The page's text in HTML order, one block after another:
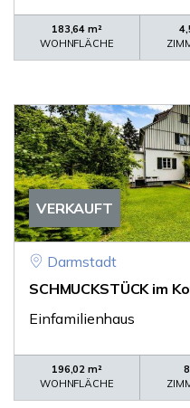
183,64 m²
WOHNFLÄCHE
VERKAUFT
Darmstadt
SCHMUCKSTÜCK im
Einfamilienhaus
196,02 m²
WOHNFLÄCHE
8